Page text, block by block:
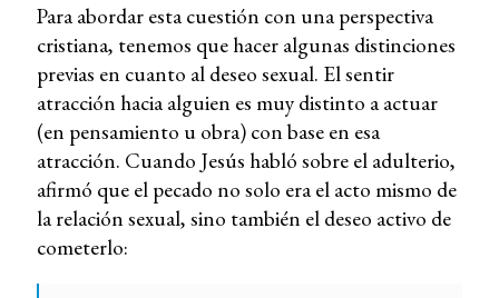
Para abordar esta cuestión con una perspectiva
cristiana, tenemos que hacer algunas distinciones
previas en cuanto al deseo sexual. El sentir
atracción hacia alguien es muy distinto a actuar
(en pensamiento u obra) con base en esa
atracción. Cuando Jesús habló sobre el adulterio,
afirmó que el pecado no solo era el acto mismo de
la relación sexual, sino también el deseo activo de
cometerlo: